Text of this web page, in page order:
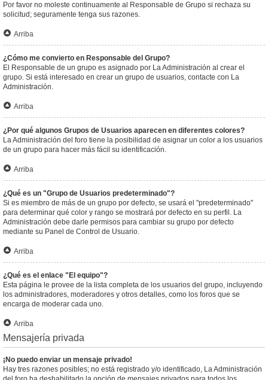
Por favor no moleste continuamente al Responsable de Grupo si rechaza su
solicitud; seguramente tenga sus razones.
Arriba
¿Cómo me convierto en Responsable del Grupo?
El Responsable de un grupo es asignado por La Administración al crear el
grupo. Si está interesado en crear un grupo de usuarios, contacte con La
Administración.
Arriba
¿Por qué algunos Grupos de Usuarios aparecen en diferentes colores?
La Administración del foro tiene la posibilidad de asignar un color a los usuarios
de un grupo para hacer más fácil su identificación.
Arriba
¿Qué es un "Grupo de Usuarios predeterminado"?
Si es miembro de más de un grupo por defecto, se usará el "predeterminado"
para determinar qué color y rango se mostrará por defecto en su perfil. La
Administración debe darle permisos para cambiar su grupo por defecto
mediante su Panel de Control de Usuario.
Arriba
¿Qué es el enlace "El equipo"?
Esta página le provee de la lista completa de los usuarios del grupo, incluyendo
los administradores, moderadores y otros detalles, como los foros que se
encarga de moderar cada uno.
Arriba
Mensajería privada
¡No puedo enviar un mensaje privado!
Hay tres razones posibles; no está registrado y/o identificado, La Administración